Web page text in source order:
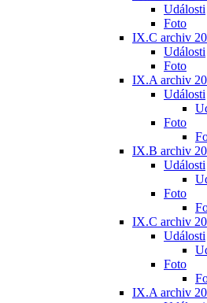
Události
Foto
IX.C archiv
Události
Foto
IX.A archiv
Události
Foto
IX.B archiv
Události
Foto
IX.C archiv
Události
Foto
IX.A archiv